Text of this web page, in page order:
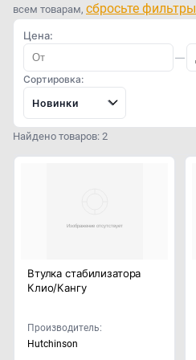
всем товарам, сбросьте фильтры
Цена:
—
Сортировка:
Новинки
Найдено товаров: 2
Втулка стабилизатора
Клио/Кангу
Производитель:
Hutchinson